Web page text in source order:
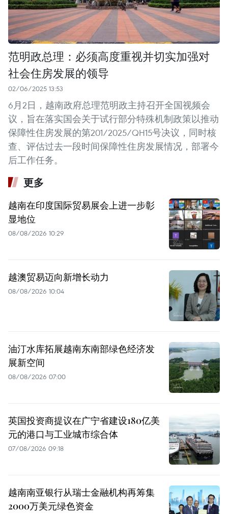
范明政总理：必须高度重视并切实加强对
社会住房发展的领导
02/06/2025 13:53
6月2日，越南政府总理范明政主持召开全国视频会
议，旨在落实国会关于试行部分特殊机制政策以推动
保障性住房发展的第201/2025/QH15号决议，同时核
查、评估过去一段时间保障性住房发展情况，部署今
后工作任务。
更多
越南在印度国际贸易展会上进一步彰
显地位
08/08/2026 10:29
越澳贸易迈向新增长动力
08/08/2026 10:04
油汀水库拓展越南东南部绿色经济发
展新空间
08/08/2026 07:00
英国投资商提议在广宁省建设180亿美
元的港口与工业城市综合体
07/08/2026 09:18
越南南亚银行从瑞士金融机构再筹集
2000万美元绿色资金